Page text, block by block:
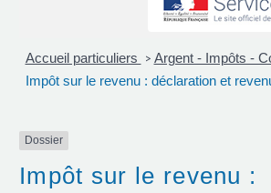
Accueil particuliers > Argent - Impôts -
Impôt sur le revenu : déclaration et
Dossier
Impôt sur le revenu :